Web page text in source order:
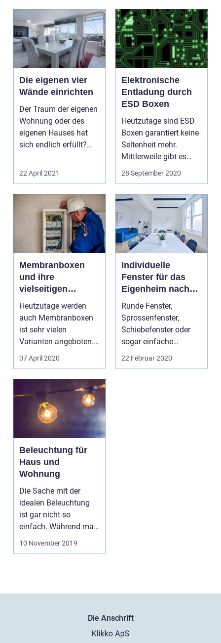
Die eigenen vier
Wände einrichten
Der Traum der eigenen
Wohnung oder des
eigenen Hauses hat
sich endlich erfüllt?
22 April 2021
Elektronische
Entladung durch
ESD Boxen
Heutzutage sind ESD
Boxen garantiert keine
Seltenheit mehr.
Mittlerweile gibt es
diese in einer Viel...
28 September 2020
Membranboxen
und ihre
vielseitigen
Anwendungsgebie
Heutzutage werden
auch Membranboxen
ist sehr vielen
Varianten angeboten.
Man kann daher
anhand des N...
07 April 2020
Individuelle
Fenster für das
Eigenheim nach
Wunsch
Runde Fenster,
Sprossenfenster,
Schiebefenster oder
sogar einfache
Kunststofffenster
22 Februar 2020
Beleuchtung für
Haus und
Wohnung
Die Sache mit der
idealen Beleuchtung
ist gar nicht so
einfach. Während man
noch vor wenigen Ja...
10 November 2019
Die Anschrift